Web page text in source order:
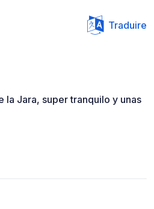
Traduire
la Jara, super tranquilo y unas